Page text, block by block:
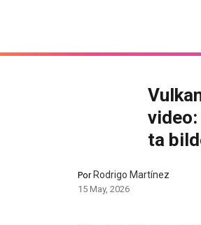
ta
PorRodrigo Martínez
15 May, 2026